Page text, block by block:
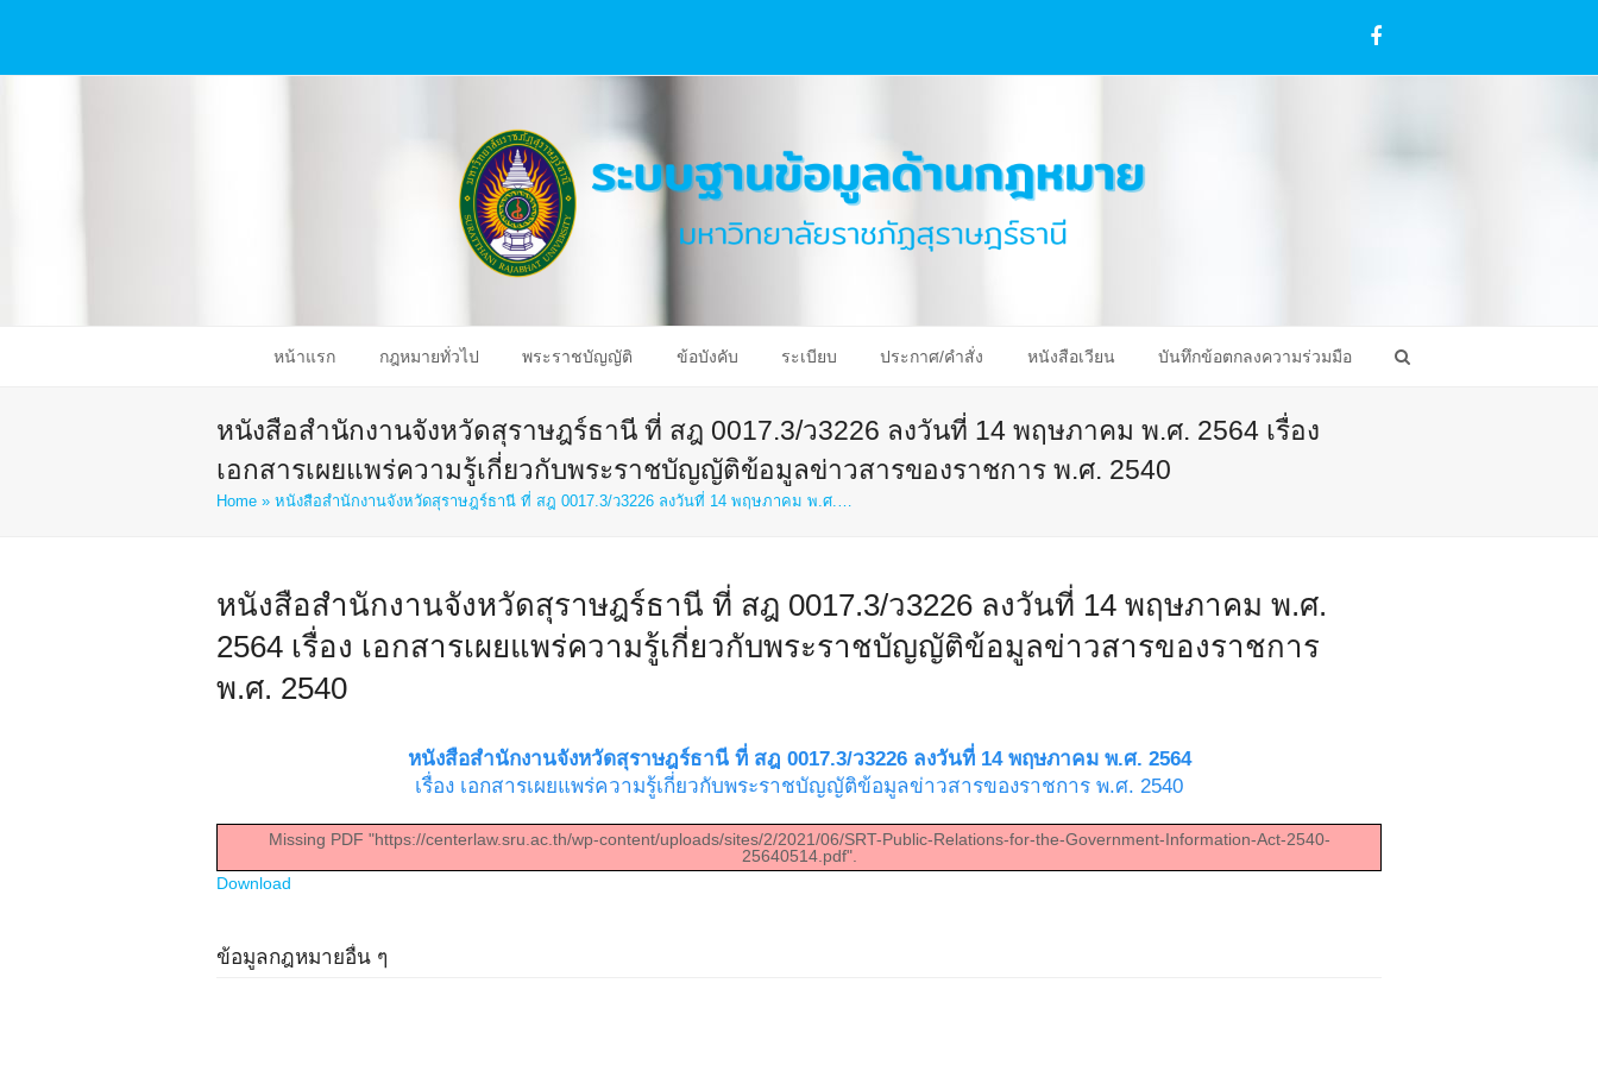
Facebook
หน้าแรก กฎหมายทั่วไป พระราชบัญญัติ ข้อบังคับ ระเบียบ ประกาศ/คำสั่ง หนังสือเวียน บันทึกข้อตกลงความร่วมมือ
หนังสือสำนักงานจังหวัดสุราษฎร์ธานี ที่ สฎ 0017.3/ว3226 ลงวันที่ 14 พฤษภาคม พ.ศ. 2564 เรื่อง
เอกสารเผยแพร่ความรู้เกี่ยวกับพระราชบัญญัติข้อมูลข่าวสารของราชการ พ.ศ. 2540
Home » หนังสือสำนักงานจังหวัดสุราษฎร์ธานี ที่ สฎ 0017.3/ว3226 ลงวันที่ 14 พฤษภาคม พ.ศ.…
หนังสือสำนักงานจังหวัดสุราษฎร์ธานี ที่ สฎ 0017.3/ว3226 ลงวันที่ 14 พฤษภาคม พ.ศ.
2564 เรื่อง เอกสารเผยแพร่ความรู้เกี่ยวกับพระราชบัญญัติข้อมูลข่าวสารของราชการ
พ.ศ. 2540
หนังสือสำนักงานจังหวัดสุราษฎร์ธานี ที่ สฎ 0017.3/ว3226 ลงวันที่ 14 พฤษภาคม พ.ศ. 2564
เรื่อง เอกสารเผยแพร่ความรู้เกี่ยวกับพระราชบัญญัติข้อมูลข่าวสารของราชการ พ.ศ. 2540
Missing PDF "https://centerlaw.sru.ac.th/wp-content/uploads/sites/2/2021/06/SRT-Public-Relations-for-the-Government-Information-Act-2540-
25640514.pdf".
Download
ข้อมูลกฎหมายอื่น ๆ